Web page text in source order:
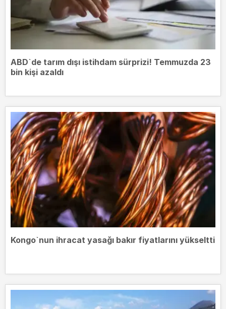
ABD`de tarım dışı istihdam sürprizi! Temmuzda 23
bin kişi azaldı
Kongo`nun ihracat yasağı bakır fiyatlarını yükseltti